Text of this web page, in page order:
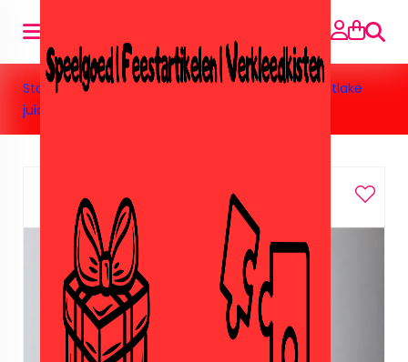
Suche
Startseite» Speelgoed»Lego» Lego Friends Heartlake
juicebar